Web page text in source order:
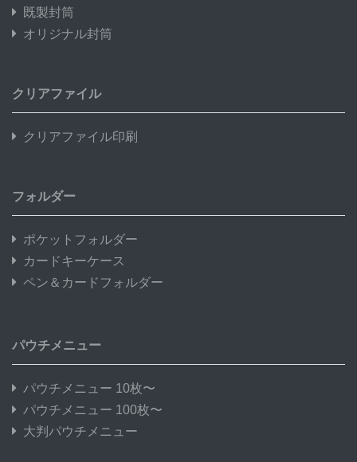
既製封筒
オリジナル封筒
クリアファイル
クリアファイル印刷
フォルダー
ポケットフォルダー
カードキーケース
ペン＆カードフォルダー
パウチメニュー
パウチメニュー 10枚〜
パウチメニュー 100枚〜
大判パウチメニュー